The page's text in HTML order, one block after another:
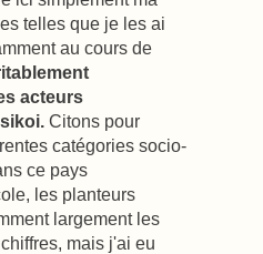
telles que je les ai
au cours de
acteurs
Citons pour
catégories socio-
ce pays
les planteurs
largement les
mais j'ai eu